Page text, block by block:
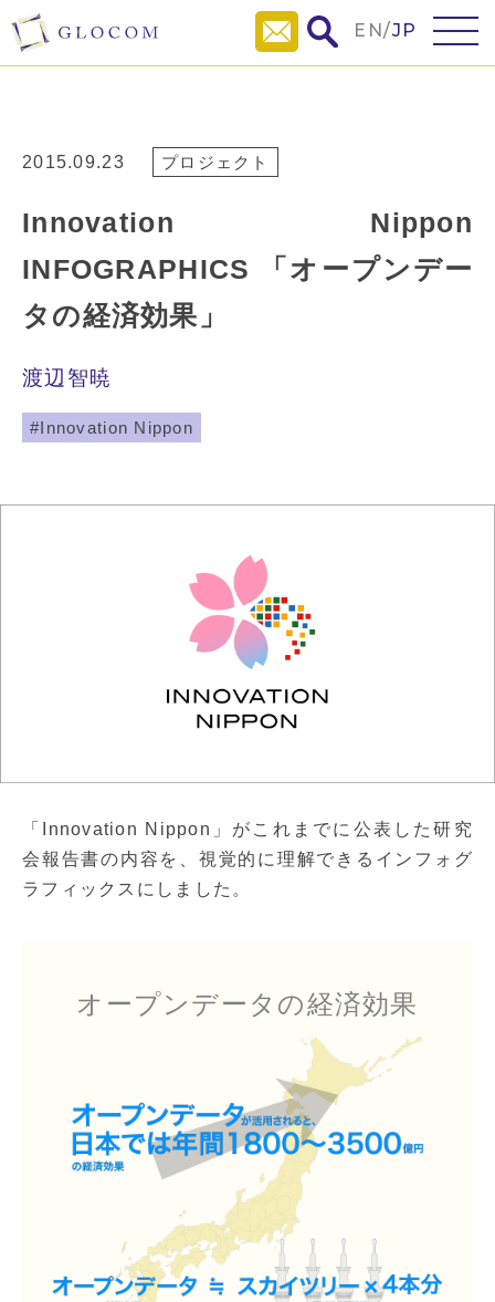
EN/JP
2015.09.23 プロジェクト
Innovation Nippon
INFOGRAPHICS 「オープンデー
タの経済効果」
渡辺智暁
Innovation Nippon
「Innovation Nippon」がこれまでに公表した研究
会報告書の内容を、視覚的に理解できるインフォグ
ラフィックスにしました。
オープンデータの経済効果